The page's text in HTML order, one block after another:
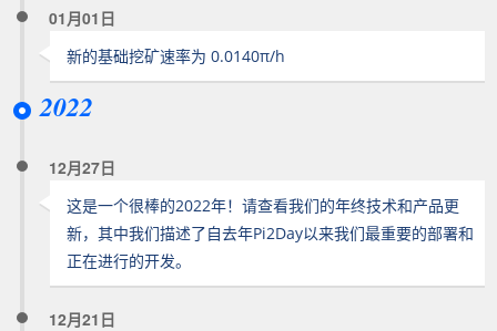
01月01日
新的基础挖矿速率为 0.0140π/h
2022
12月27日
这是一个很棒的2022年！请查看我们的年终技术和产品更
新，其中我们描述了自去年Pi2Day以来我们最重要的部署和
正在进行的开发。
12月21日